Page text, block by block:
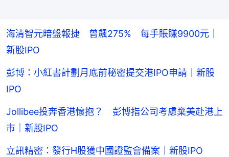
海清智元暗盤報捷 曾飆275% 每手賬賺9900元｜
新股IPO
彭博：小紅書計劃月底前秘密提交港IPO申請｜新股
IPO
Jollibee投奔香港懷抱？ 彭博指公司考慮棄美赴港上
市｜新股IPO
立訊精密：發行H股獲中國證監會備案｜新股IPO